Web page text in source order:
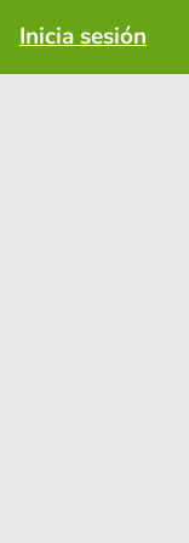
Inicia sesión